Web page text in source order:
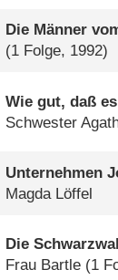
Die Männer
(1 Folge, 1992)
Wie gut, daß
Schwester
Unternehmen
Magda Löffel
Die
Frau Bartle (1